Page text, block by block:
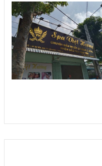
LIÊN HỆ